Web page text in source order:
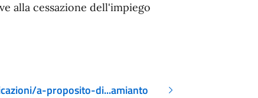
alla cessazione dell'impiego
a-proposito-di...amianto